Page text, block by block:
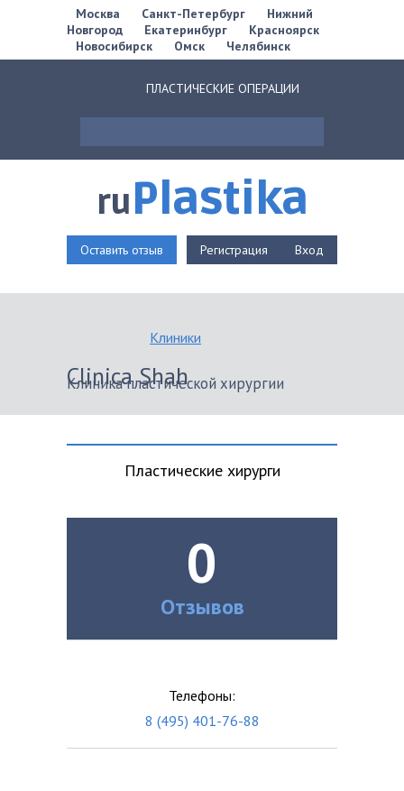
Москва Санкт-Петербург
Нижний
Новгород
Екатеринбург
Красноярск
Новосибирск
Омск Челябинск
ПЛАСТИЧЕСКИЕ ОПЕРАЦИИ
ruPlastika
Оставить отзыв Регистрация Вход
Клиники
Clinica Shah
Клиника пластической хирургии
Пластические хирурги
0
Отзывов
Телефоны:
8 (495) 401-76-88